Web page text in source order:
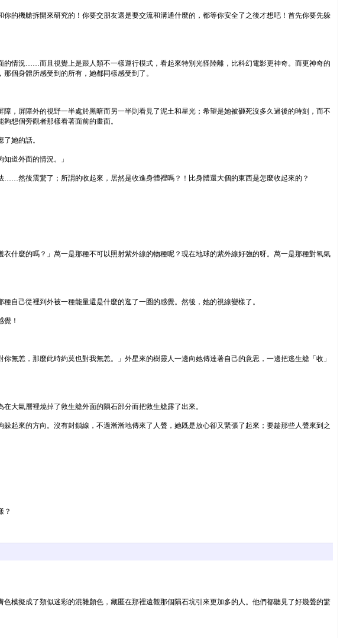
的機艙拆開來研究的！你要交朋友還是要交流和溝通什麼的，都等你安全了之後才想吧！首先你要先躲
情況……而且視覺上是跟人類不一樣運行模式，看起來特別光怪陸離，比科幻電影更神奇。而更神奇的
個身體所感受到的所有，她都同樣感受到了。
，屏障外的視野一半處於黑暗而另一半則看見了泥土和星光；希望是她被砸死沒多久過後的時刻，而不
想個旁觀者那樣看著面前的畫面。
她的話。
道外面的情況。」
然後震驚了；所謂的收起來，居然是收進身體裡嗎？！比身體還大個的東西是怎麼收起來的？
什麼的嗎？」萬一是那種不可以照射紫外線的物種呢？現在地球的紫外線好強的呀。萬一是那種對氧氣
己從裡到外被一種能量還是什麼的逛了一圈的感覺。然後，她的視線變樣了。
！
無恙，那麼此時約莫也對我無恙。」外星來的樹靈人一邊向她傳達著自己的意思，一邊把逃生艙「收」
大氣層裡燒掉了救生艙外面的隕石部分而把救生艙露了出來。
起來的方向。沒有封鎖線，不過漸漸地傳來了人聲，她既是放心卻又緊張了起來；要趁那些人聲來到之
？
模擬成了類似迷彩的混雜顏色，藏匿在那裡遠觀那個隕石坑引來更加多的人。他們都聽見了好幾聲的驚